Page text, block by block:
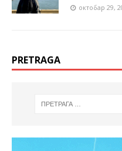
октобар 29,
PRETRAGA